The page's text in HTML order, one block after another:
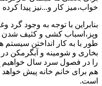
خواب،میز کار و...نیز پیدا
بنابراین با توجه به وجود گرد
وپز،اسباب کشی و کثیف شدن
طور با به کار انداختن
بخاری و شومینه و آبگرمکن
را در فصول سرد سال خواهیم
هم برای خانم خانه پیش خواهد
است.